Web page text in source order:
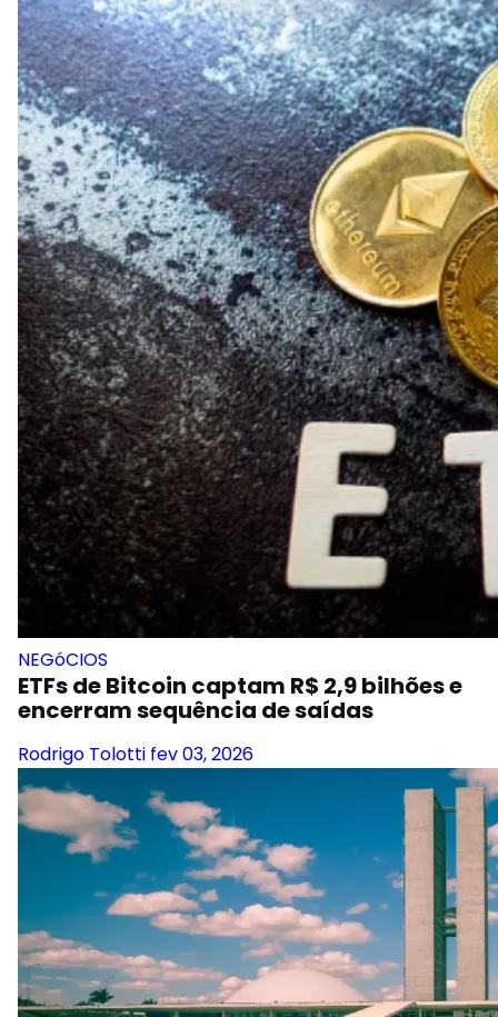
NEGóCIOS
ETFs de Bitcoin captam R$ 2,9 bilhões e
encerram sequência de saídas
Rodrigo Tolotti fev 03, 2026